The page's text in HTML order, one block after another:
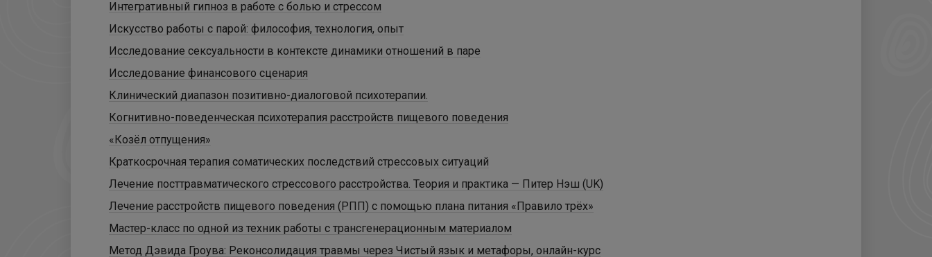
Интегративный гипноз в работе с болью и стрессом
Искусство работы с парой: философия, технология, опыт
Исследование сексуальности в контексте динамики отношений в паре
Исследование финансового сценария
Клинический диапазон позитивно-диалоговой психотерапии.
Когнитивно-поведенческая психотерапия расстройств пищевого поведения
«Козёл отпущения»
Краткосрочная терапия соматических последствий стрессовых ситуаций
Лечение посттравматического стрессового расстройства. Теория и практика — Питер Нэш (UK)
Лечение расстройств пищевого поведения (РПП) с помощью плана питания «Правило трёх»
Мастер-класс по одной из техник работы с трансгенерационным материалом
Метод Дэвида Гроува: Реконсолидация травмы через Чистый язык и метафоры, онлайн-курс